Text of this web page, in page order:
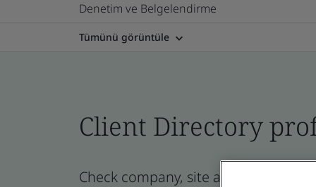
Denetim ve Belgelendirme
Tümünü görüntüle
Client Directory
Check company, site and product